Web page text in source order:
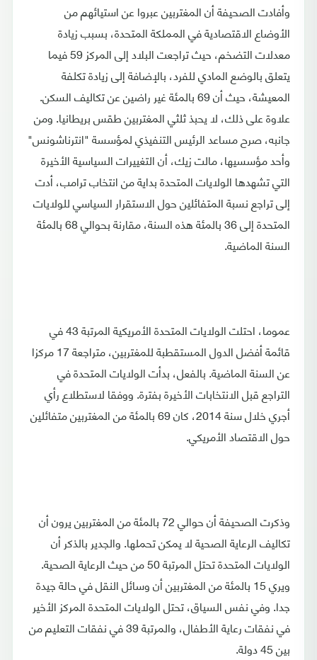
وأفادت الصحيفة أن المغتربين عبروا عن استيائهم من
الأوضاع الاقتصادية في المملكة المتحدة، بسبب زيادة
معدلات التضخم، حيث تراجعت البلاد إلى المركز 59 فيما
يتعلق بالوضع المادي للفرد، بالإضافة إلى زيادة تكلفة
المعيشة، حيث أن 69 بالمئة غير راضين عن تكاليف السكن.
علاوة على ذلك، لا يحبذ ثلثي المغتربين طقس بريطانيا. ومن
جانبه، صرح مساعد الرئيس التنفيذي لمؤسسة "انترناشونس"
وأحد مؤسسيها، مالت زيك، أن التغييرات السياسية الأخيرة
التي تشهدها الولايات المتحدة بداية من انتخاب ترامب، أدت
إلى تراجع نسبة المتفائلين حول الاستقرار السياسي للولايات
المتحدة إلى 36 بالمئة هذه السنة، مقارنة بحوالي 68 بالمئة
السنة الماضية.
عموما، احتلت الولايات المتحدة الأمريكية المرتبة 43 في
قائمة أفضل الدول المستقطبة للمغتربين، متراجعة 17 مركزا
عن السنة الماضية. بالفعل، بدأت الولايات المتحدة في
التراجع قبل الانتخابات الأخيرة بفترة. ووفقا لاستطلاع رأي
أجري خلال سنة 2014، كان 69 بالمئة من المغتربين متفائلين
حول الاقتصاد الأمريكي.
وذكرت الصحيفة أن حوالي 72 بالمئة من المغتربين يرون أن
تكاليف الرعاية الصحية لا يمكن تحملها. والجدير بالذكر أن
الولايات المتحدة تحتل المرتبة 50 من حيث الرعاية الصحية.
ويري 15 بالمئة من المغتربين أن وسائل النقل في حالة جيدة
جدا. وفي نفس السياق، تحتل الولايات المتحدة المركز الأخير
في نفقات رعاية الأطفال، والمرتبة 39 في نفقات التعليم من
بين 45 دولة.